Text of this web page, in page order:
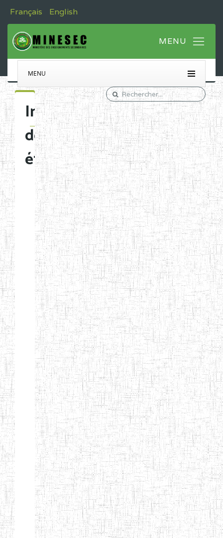
Français English
MENU
Immatriculation
des
établissements
Etablissements
d'enseignement
normal
ENI
Chercher:
Effacer les filtres
Denomination
Type
Nature
Arrondissement